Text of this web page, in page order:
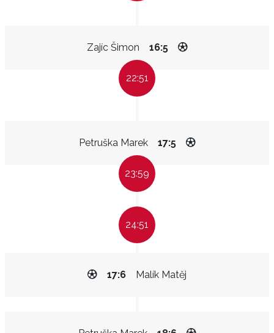
Zajíc Šimon 16:5
22:51
Petruška Marek 17:5
23:59
24:51
Malík Matěj
17:6